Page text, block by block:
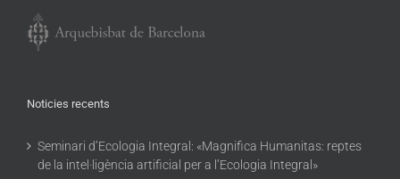
Noticies recents
Seminari d’Ecologia Integral: «Magnifica Humanitas: reptes
de la intel·ligència artificial per a l’Ecologia Integral»